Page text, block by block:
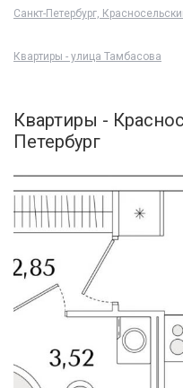
Санкт-Петербург,
Квартиры - улица Тамбасова
Квартиры -
Петербург